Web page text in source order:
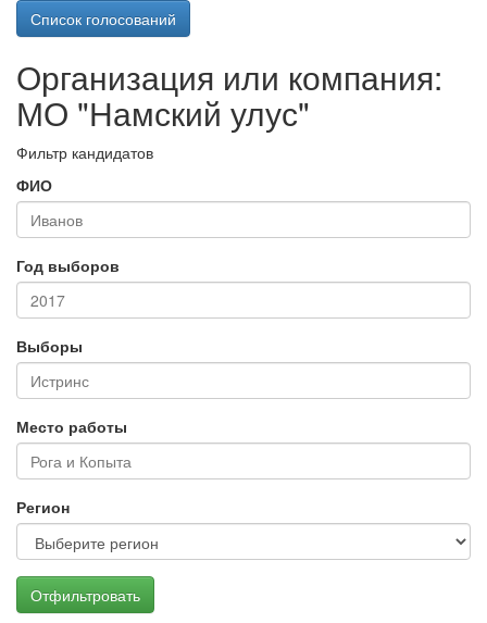
Список голосований
Организация или компания:
МО "Намский улус"
Фильтр кандидатов
ФИО
Год выборов
Выборы
Место работы
Регион
Отфильтровать